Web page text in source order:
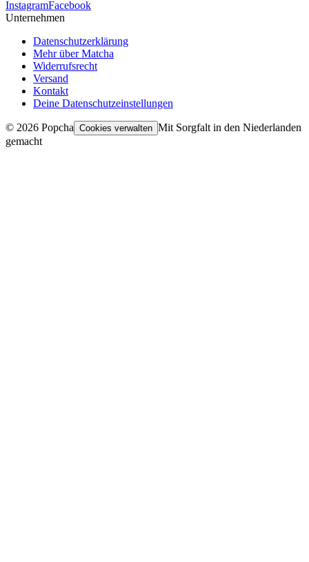
InstagramFacebook
Unternehmen
Datenschutzerklärung
Mehr über Matcha
Widerrufsrecht
Versand
Kontakt
Deine Datenschutzeinstellungen
© 2026 Popcha Cookies verwalten Mit Sorgfalt in den Niederlanden
gemacht